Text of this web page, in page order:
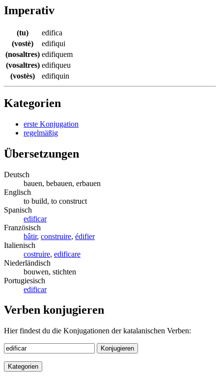
Imperativ
(tu)
edifica
(vostè)
edifiqui
(nosaltres) edifiquem
(vosaltres) edifiqueu
(vostès)
edifiquin
Kategorien
erste Konjugation
regelmäßig
Übersetzungen
Deutsch
bauen, bebauen, erbauen
Englisch
to build, to construct
Spanisch
edificar
Französisch
bâtir, construire, édifier
Italienisch
costruire, edificare
Niederländisch
bouwen, stichten
Portugiesisch
edificar
Verben konjugieren
Hier findest du die Konjugationen der katalanischen Verben:
Konjugieren
Kategorien